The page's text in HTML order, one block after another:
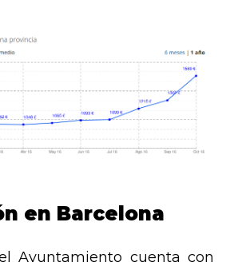
en Barcelona
Ayuntamiento cuenta con